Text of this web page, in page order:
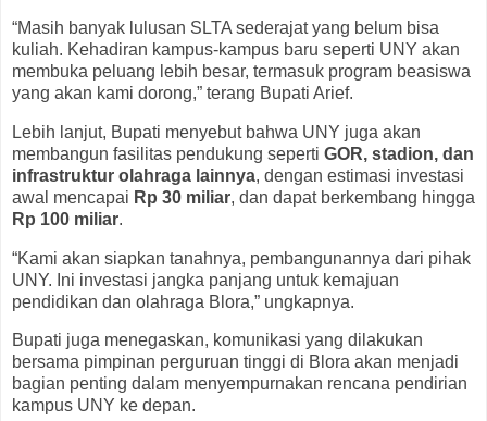
“Masih banyak lulusan SLTA sederajat yang belum bisa
kuliah. Kehadiran kampus-kampus baru seperti UNY akan
membuka peluang lebih besar, termasuk program beasiswa
yang akan kami dorong,” terang Bupati Arief.
Lebih lanjut, Bupati menyebut bahwa UNY juga akan
membangun fasilitas pendukung seperti GOR, stadion, dan
infrastruktur olahraga lainnya, dengan estimasi investasi
awal mencapai Rp 30 miliar, dan dapat berkembang hingga
Rp 100 miliar.
“Kami akan siapkan tanahnya, pembangunannya dari pihak
UNY. Ini investasi jangka panjang untuk kemajuan
pendidikan dan olahraga Blora,” ungkapnya.
Bupati juga menegaskan, komunikasi yang dilakukan
bersama pimpinan perguruan tinggi di Blora akan menjadi
bagian penting dalam menyempurnakan rencana pendirian
kampus UNY ke depan.